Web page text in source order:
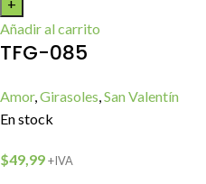
Añadir al carrito
TFG-085
Amor,Girasoles,San Valentín
En stock
$49,99+IVA